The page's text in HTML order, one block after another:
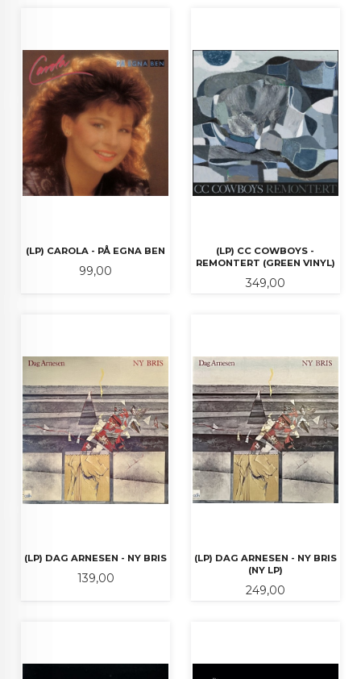
(LP) CAROLA - PÅ EGNA BEN
Pris
99,00
(LP) CC COWBOYS -
REMONTERT (GREEN VINYL)
Pris
349,00
(LP) DAG ARNESEN - NY BRIS
Pris
139,00
(LP) DAG ARNESEN - NY BRIS
(NY LP)
Pris
249,00